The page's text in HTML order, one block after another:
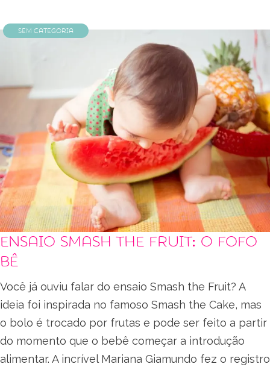
Sem categoria
Ensaio Smash the Fruit: o fofo
Bê
Você já ouviu falar do ensaio Smash the Fruit? A
ideia foi inspirada no famoso Smash the Cake, mas
o bolo é trocado por frutas e pode ser feito a partir
do momento que o bebê começar a introdução
alimentar. A incrível Mariana Giamundo fez o registro